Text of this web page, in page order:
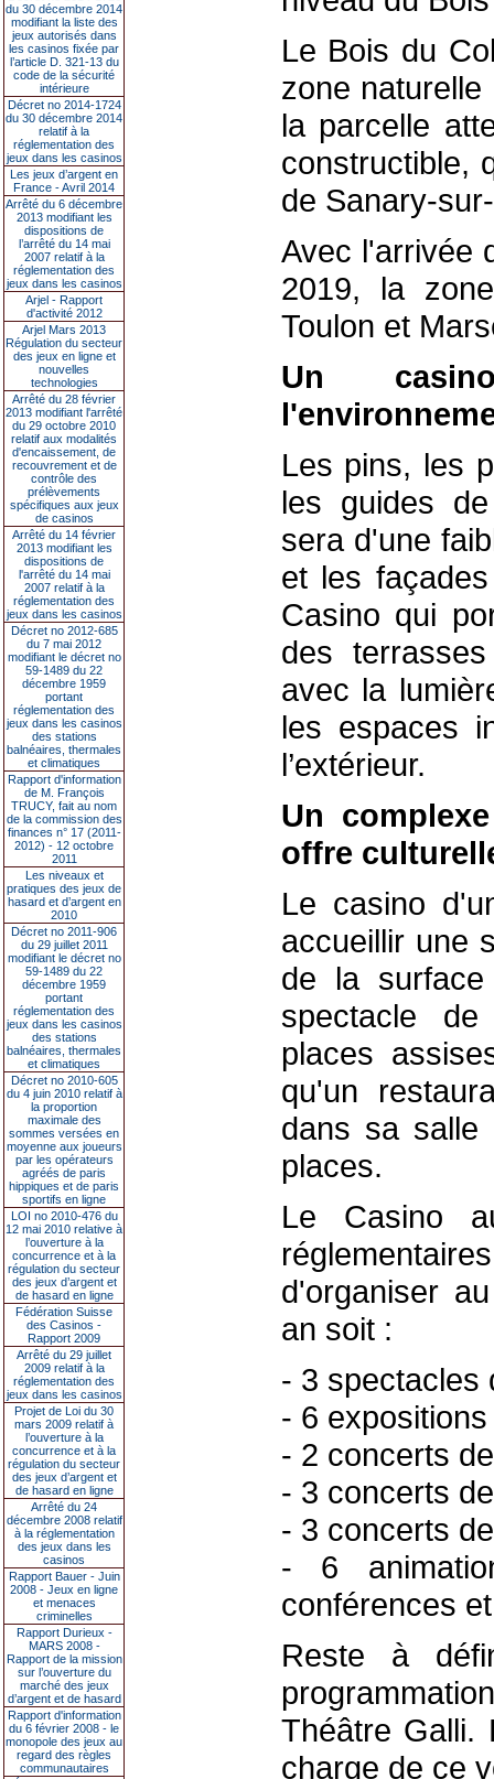
du 30 décembre 2014
modifiant la liste des
jeux autorisés dans
les casinos fixée par
l’article D. 321-13 du
code de la sécurité
intérieure
Décret no 2014-1724
du 30 décembre 2014
relatif à la
réglementation des
jeux dans les casinos
Les jeux d’argent en
France - Avril 2014
Arrêté du 6 décembre
2013 modifiant les
dispositions de
l’arrêté du 14 mai
2007 relatif à la
réglementation des
jeux dans les casinos
Arjel - Rapport
d'activité 2012
Arjel Mars 2013
Régulation du secteur
des jeux en ligne et
nouvelles
technologies
Arrêté du 28 février
2013 modifiant l'arrêté
du 29 octobre 2010
relatif aux modalités
d'encaissement, de
recouvrement et de
contrôle des
prélèvements
spécifiques aux jeux
de casinos
Arrêté du 14 février
2013 modifiant les
dispositions de
l'arrêté du 14 mai
2007 relatif à la
réglementation des
jeux dans les casinos
Décret no 2012-685
du 7 mai 2012
modifiant le décret no
59-1489 du 22
décembre 1959
portant
réglementation des
jeux dans les casinos
des stations
balnéaires, thermales
et climatiques
Rapport d'information
de M. François
TRUCY, fait au nom
de la commission des
finances n° 17 (2011-
2012) - 12 octobre
2011
Les niveaux et
pratiques des jeux de
hasard et d’argent en
2010
Décret no 2011-906
du 29 juillet 2011
modifiant le décret no
59-1489 du 22
décembre 1959
portant
réglementation des
jeux dans les casinos
des stations
balnéaires, thermales
et climatiques
Décret no 2010-605
du 4 juin 2010 relatif à
la proportion
maximale des
sommes versées en
moyenne aux joueurs
par les opérateurs
agréés de paris
hippiques et de paris
sportifs en ligne
LOI no 2010-476 du
12 mai 2010 relative à
l’ouverture à la
concurrence et à la
régulation du secteur
des jeux d’argent et
de hasard en ligne
Fédération Suisse
des Casinos -
Rapport 2009
Arrêté du 29 juillet
2009 relatif à la
réglementation des
jeux dans les casinos
Projet de Loi du 30
mars 2009 relatif à
l’ouverture à la
concurrence et à la
régulation du secteur
des jeux d’argent et
de hasard en ligne
Arrêté du 24
décembre 2008 relatif
à la réglementation
des jeux dans les
casinos
Rapport Bauer - Juin
2008 - Jeux en ligne
et menaces
criminelles
Rapport Durieux -
MARS 2008 -
Rapport de la mission
sur l’ouverture du
marché des jeux
d’argent et de hasard
Rapport d'information
du 6 février 2008 - le
monopole des jeux au
regard des règles
communautaires
Le Bois du
zone
la parcelle
constructible,
de Sanary-
Avec l'arrivée
2019, la
Toulon et
Un
Les pins, les
les guides
sera d'une
et les
Casino qui
des
avec la
les espaces
l’extérieur.
Un
offre
Le casino
accueillir une
de la
spectacle
places
qu'un
dans sa
places.
Le Casino
d'organiser
an soit :
- 3 spectacles
- 6 expositions
- 2 concerts
- 3 concerts
- 3 concerts
- 6
conférences
Reste à
Théâtre Galli.
charge de ce